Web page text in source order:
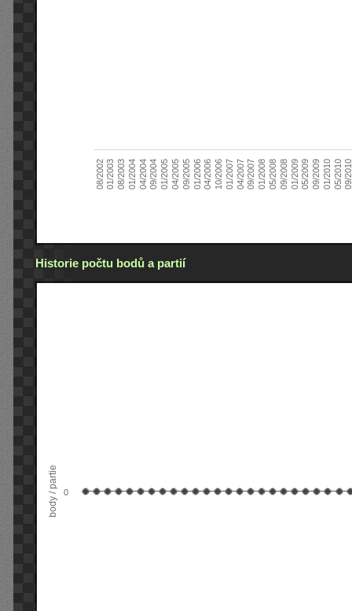
08/200201/200308/200301/200404/200409/200401/200504/200509/200501/200604/200610/200601/200704/200709/200701/200805/200809/200801/200905/200909/200901/201005/201009/
Historie počtu bodů a partií
body / partie 0